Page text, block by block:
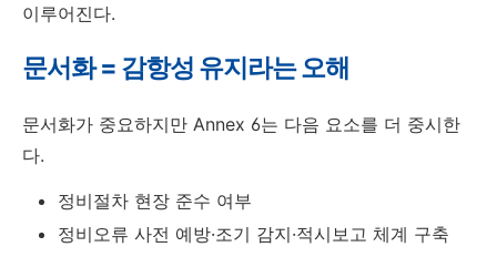
이루어진다.
문서화 = 감항성 유지라는 오해
문서화가 중요하지만 Annex 6는 다음 요소를 더 중시한
다.
정비절차 현장 준수 여부
정비오류 사전 예방·조기 감지·적시보고 체계 구축